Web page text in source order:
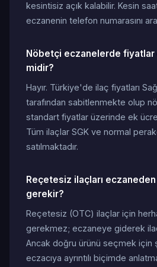
kesintisiz açık kalabilir. Kesin
eczanenin telefon numarasını
Nöbetçi eczanelerde fiyatlar
midir?
Hayır. Türkiye'de ilaç fiyatları
tarafından sabitlenmekte olup
standart fiyatlar üzerinde ek
Tüm ilaçlar SGK ve normal
satılmaktadır.
Reçetesiz ilaçları
gerekir?
Reçetesiz (OTC) ilaçlar için
gerekmez; eczaneye giderek
Ancak doğru ürünü seçmek için
eczacıya ayrıntılı biçimde